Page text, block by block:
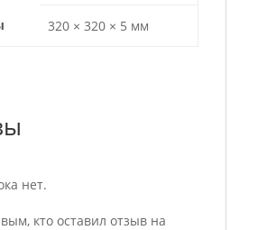
320 × 320 × 5 мм
нет.
кто оставил отзыв на